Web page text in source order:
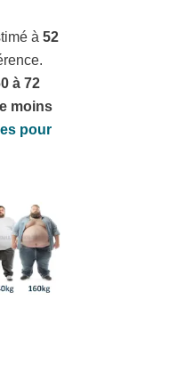
à 52
à 72
moins
pour